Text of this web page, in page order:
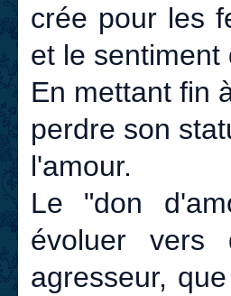
crée pour les
et le
En mettant fin
perdre son
l'amour.
Le "don
évoluer vers
agresseur,